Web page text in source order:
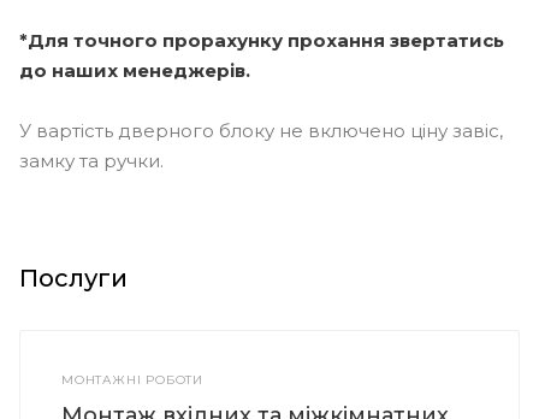
*Для точного прорахунку прохання звертатись
до наших менеджерів.
У вартість дверного блоку не включено ціну завіс,
замку та ручки.
Послуги
МОНТАЖНІ РОБОТИ